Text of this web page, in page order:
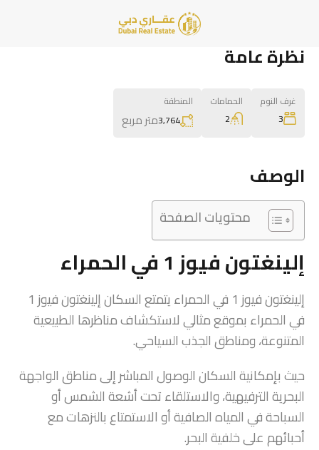
نظرة عامة
غرف النوم
3
الحمامات
2
المنطقة
3,764متر مربع
الوصف
محتويات الصفحة
إلينغتون فيوز 1 في الحمراء
إلينغتون فيوز 1 في الحمراء يتمتع السكان إلينغتون فيوز 1
في الحمراء بموقع مثالي لاستكشاف مناظرها الطبيعية
المتنوعة، ومناطق الجذب السياحي.
حيث بإمكانية السكان الوصول المباشر إلى مناطق الواجهة
البحرية الترفيهية، والاستلقاء تحت أشعة الشمس أو
السباحة في المياه الصافية أو الاستمتاع بالنزهات مع
أحبائهم على خلفية البحر.